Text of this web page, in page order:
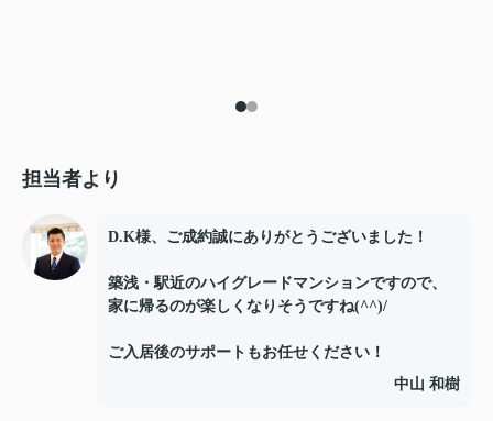
担当者より
D.K様、ご成約誠にありがとうございました！
築浅・駅近のハイグレードマンションですので、
家に帰るのが楽しくなりそうですね(^^)/
ご入居後のサポートもお任せください！
中山 和樹